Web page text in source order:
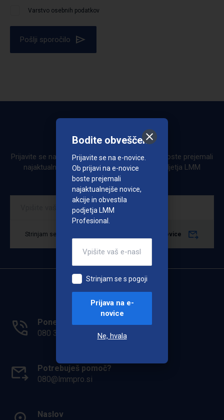
Varstvo osebnih podatkov
Pošlji sporočilo
Bodite obveščeni
Prijavite se na e-novice. Ob prijavi na e-novice boste prejemali
najaktualnejše novice, akcije in obvestila podjetja LMM
Profesional.
Strinjam se s pogoji Prijava na e-novice
Ponedeljek - Petek: 7.00 - 15.00
080 33 36
Potrebuješ pomoč?
080@lmmpro.si
Naslov
Bodite obveščeni
Prijavite se na e-novice.
Ob prijavi na e-novice
boste prejemali
najaktualnejše novice,
akcije in obvestila
podjetja LMM
Profesional.
Strinjam se s pogoji
Prijava na e-
novice
Ne, hvala